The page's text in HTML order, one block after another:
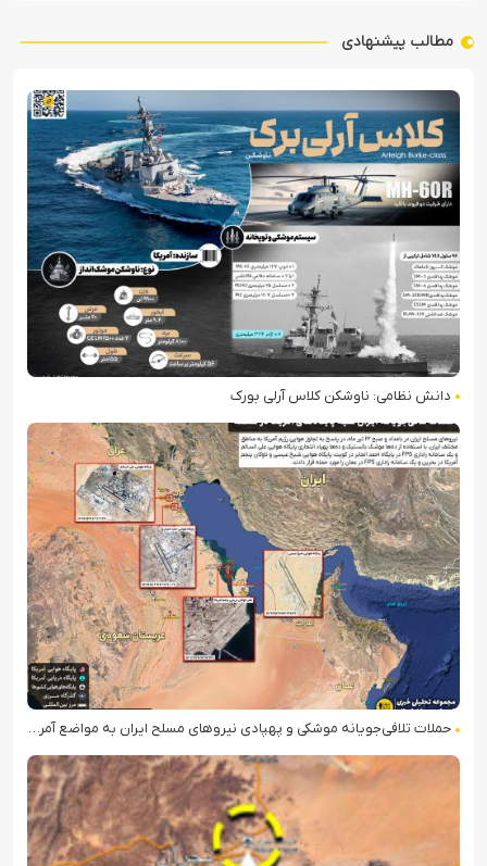
مطالب پیشنهادی
دانش نظامی: ناوشکن کلاس آرلی بورک
حملات تلافی‌جویانه موشکی و پهپادی نیروهای مسلح ایران به مواضع آمریکا در منطقه